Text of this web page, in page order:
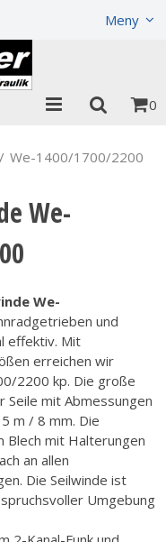
Meny
0
/ We-1400/1700/2200
We-
We-
und
effektiv. Mit
erreichen wir
2200 kp. Die große
mit Abmessungen
m / 8 mm. Die
Blech mit Halterungen
an allen
Die Seilwinde ist
Umgebung